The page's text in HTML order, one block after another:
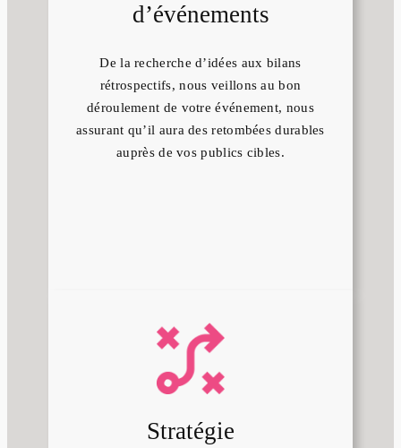
d’événements
De la recherche d’idées aux bilans
rétrospectifs, nous veillons au bon
déroulement de votre événement, nous
assurant qu’il aura des retombées durables
auprès de vos publics cibles.
Stratégie